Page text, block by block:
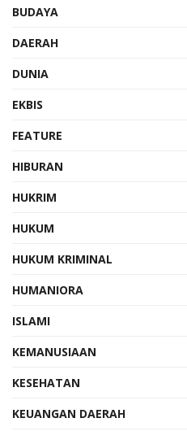
BUDAYA
DAERAH
DUNIA
EKBIS
FEATURE
HIBURAN
HUKRIM
HUKUM
HUKUM KRIMINAL
HUMANIORA
ISLAMI
KEMANUSIAAN
KESEHATAN
KEUANGAN DAERAH